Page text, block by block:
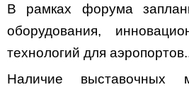
В рамках форума
оборудования,
технологий для
Наличие выставочных